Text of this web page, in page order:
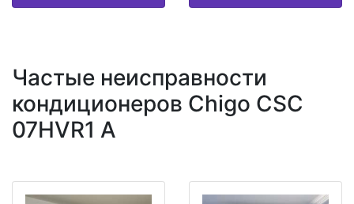
Частые неисправности
кондиционеров Chigo CSC
07HVR1 A